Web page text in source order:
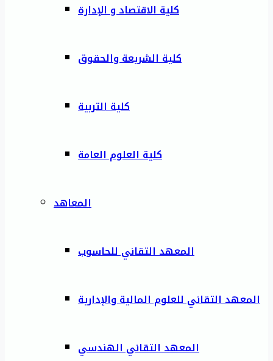
كلية الاقتصاد و الإدارة
كلية الشريعة والحقوق
كلية التربية
كلية العلوم العامة
المعاهد
المعهد التقاني للحاسوب
المعهد التقاني للعلوم المالية والإدارية
المعهد التقاني الهندسي